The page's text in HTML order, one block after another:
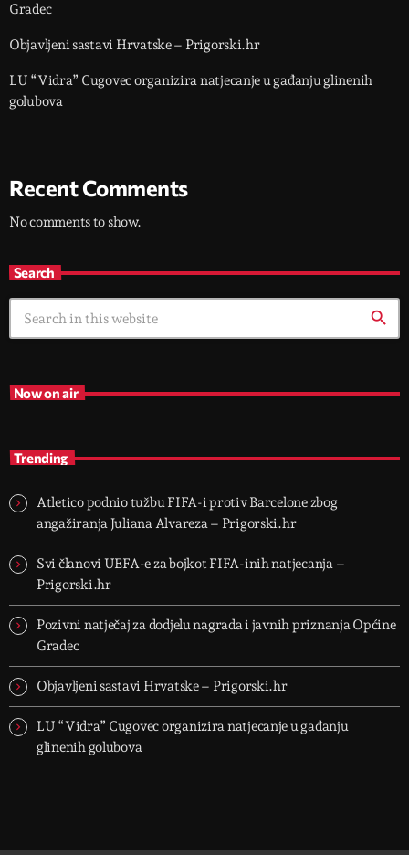
Gradec
Objavljeni sastavi Hrvatske – Prigorski.hr
LU “Vidra” Cugovec organizira natjecanje u gađanju glinenih
golubova
Recent Comments
No comments to show.
Search
search
Now on air
Trending
Atletico podnio tužbu FIFA-i protiv Barcelone zbog
angažiranja Juliana Alvareza – Prigorski.hr
Svi članovi UEFA-e za bojkot FIFA-inih natjecanja –
Prigorski.hr
Pozivni natječaj za dodjelu nagrada i javnih priznanja Općine
Gradec
Objavljeni sastavi Hrvatske – Prigorski.hr
LU “Vidra” Cugovec organizira natjecanje u gađanju
glinenih golubova